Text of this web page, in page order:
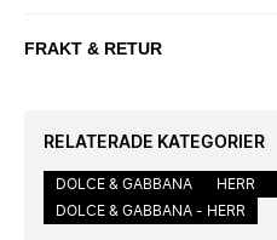
FRAKT & RETUR
RELATERADE KATEGORIER
DOLCE & GABBANA HERR
DOLCE & GABBANA - HERR